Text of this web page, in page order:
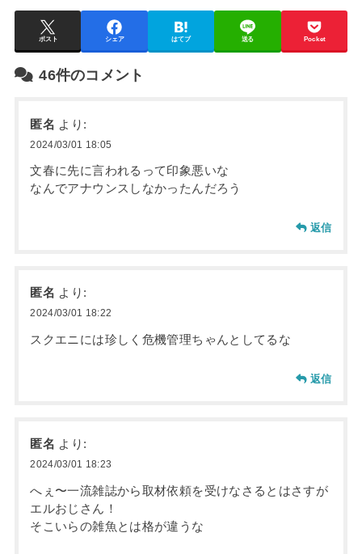
ポスト シェア はてブ 送る Pocket
46件のコメント
匿名 より:
2024/03/01 18:05
文春に先に言われるって印象悪いな
なんでアナウンスしなかったんだろう
返信
匿名 より:
2024/03/01 18:22
スクエニには珍しく危機管理ちゃんとしてるな
返信
匿名 より:
2024/03/01 18:23
へぇ〜一流雑誌から取材依頼を受けなさるとはさすが
エルおじさん！
そこいらの雑魚とは格が違うな